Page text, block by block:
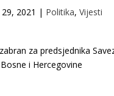
2021 | Politika, Vijesti